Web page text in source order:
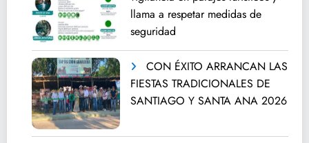
llama a respetar medidas de
seguridad
CON ÉXITO ARRANCAN LAS
FIESTAS TRADICIONALES DE
SANTIAGO Y SANTA ANA 2026